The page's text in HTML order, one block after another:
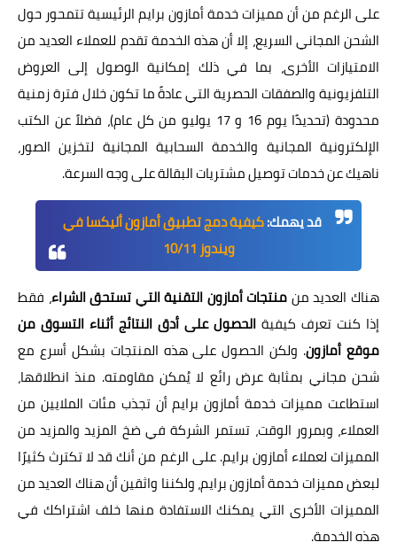
على الرغم من أن مميزات خدمة أمازون برايم الرئيسية تتمحور حول
الشحن المجاني السريع، إلا أن هذه الخدمة تقدم للعملاء العديد من
الامتيازات الأخرى، بما في ذلك إمكانية الوصول إلى العروض
التلفزيونية والصفقات الحصرية التي عادةً ما تكون خلال فترة زمنية
محدودة (تحديدًا يوم 16 و 17 يوليو من كل عام)، فضلاً عن الكتب
الإلكترونية المجانية والخدمة السحابية المجانية لتخزين الصور،
ناهيك عن خدمات توصيل مشتريات البقالة على وجه السرعة.
قد يهمك:كيفية دمج تطبيق أمازون أليكسا في
ويندوز 10/11
هناك العديد منمنتجات أمازون التقنية التي تستحق الشراء، فقط
إذا كنت تعرف كيفية الحصول على أدق النتائج أثناء التسوق من
موقع أمازون. ولكن الحصول على هذه المنتجات بشكل أسرع مع
شحن مجاني بمثابة عرض رائع لا يُمكن مقاومته. منذ انطلاقها،
استطاعت مميزات خدمة أمازون برايم أن تجذب مئات الملايين من
العملاء، وبمرور الوقت، تستمر الشركة في ضخ المزيد والمزيد من
المميزات لعملاء أمازون برايم. على الرغم من أنك قد لا تكترث كثيرًا
لبعض مميزات خدمة أمازون برايم، ولكننا واثقين أن هناك العديد من
المميزات الأخرى التي يمكنك الاستفادة منها خلف اشتراكك في
هذه الخدمة.